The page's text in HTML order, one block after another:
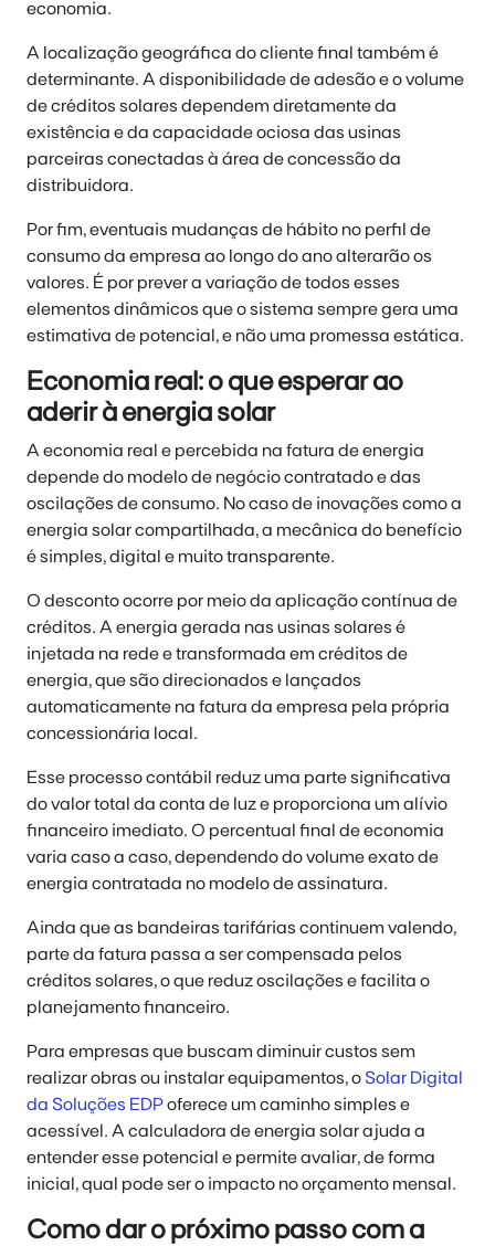
economia.
A localização geográfica do cliente final também é
determinante. A disponibilidade de adesão e o volume
de créditos solares dependem diretamente da
existência e da capacidade ociosa das usinas
parceiras conectadas à área de concessão da
distribuidora.
Por fim, eventuais mudanças de hábito no perfil de
consumo da empresa ao longo do ano alterarão os
valores. É por prever a variação de todos esses
elementos dinâmicos que o sistema sempre gera uma
estimativa de potencial, e não uma promessa estática.
Economia real: o que esperar ao
aderir à energia solar
A economia real e percebida na fatura de energia
depende do modelo de negócio contratado e das
oscilações de consumo. No caso de inovações como a
energia solar compartilhada, a mecânica do benefício
é simples, digital e muito transparente.
O desconto ocorre por meio da aplicação contínua de
créditos. A energia gerada nas usinas solares é
injetada na rede e transformada em créditos de
energia, que são direcionados e lançados
automaticamente na fatura da empresa pela própria
concessionária local.
Esse processo contábil reduz uma parte significativa
do valor total da conta de luz e proporciona um alívio
financeiro imediato. O percentual final de economia
varia caso a caso, dependendo do volume exato de
energia contratada no modelo de assinatura.
Ainda que as bandeiras tarifárias continuem valendo,
parte da fatura passa a ser compensada pelos
créditos solares, o que reduz oscilações e facilita o
planejamento financeiro.
Para empresas que buscam diminuir custos sem
realizar obras ou instalar equipamentos, o Solar Digital
da Soluções EDPoferece um caminho simples e
acessível. A calculadora de energia solar ajuda a
entender esse potencial e permite avaliar, de forma
inicial, qual pode ser o impacto no orçamento mensal.
Como dar o próximo passo com a